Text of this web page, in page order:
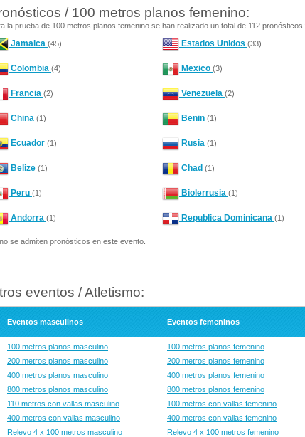
/ 100 metros planos femenino:
la prueba de 100 metros planos femenino se han realizado un total de 112 pronósticos:
Jamaica (45) Estados Unidos (33)
Colombia (4) Mexico (3)
Francia (2) Venezuela (2)
China (1) Benin (1)
Ecuador (1) Rusia (1)
Belize (1) Chad (1)
Peru (1) Biolerrusia (1)
Andorra (1) Republica Dominicana (1)
se admiten pronósticos en este evento.
eventos / Atletismo:
Eventos masculinos Eventos femeninos
100 metros planos masculino
200 metros planos masculino
400 metros planos masculino
800 metros planos masculino
110 metros con vallas masculino
400 metros con vallas masculino
Relevo 4 x 100 metros masculino
100 metros planos femenino
200 metros planos femenino
400 metros planos femenino
800 metros planos femenino
100 metros con vallas femenino
400 metros con vallas femenino
Relevo 4 x 100 metros femenino